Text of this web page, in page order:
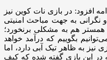
افزود: در بازی نات کوین نیز
نگرانی به جهت مباحث امنیتی
همستر هم به مشکلی برنخورد؛
بگوییم که درآمد خواهد
نیز به ظاهر تیک آبی دارد، اما
در این بازی گفته شده که کیف